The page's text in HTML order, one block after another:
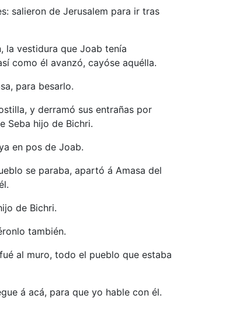
salieron de Jerusalem para ir tras
la vestidura que Joab tenía
como él avanzó, cayóse aquélla.
para besarlo.
y derramó sus entrañas por
Seba hijo de Bichri.
en pos de Joab.
se paraba, apartó á Amasa del
de Bichri.
también.
al muro, todo el pueblo que estaba
á acá, para que yo hable con él.